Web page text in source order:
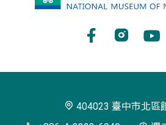
404023 臺中市北區